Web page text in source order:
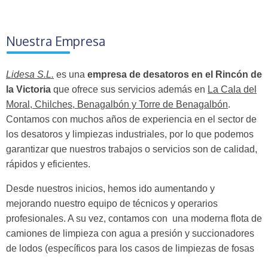
Nuestra Empresa
Lidesa S.L. es una empresa de desatoros en el Rincón de
la Victoria que ofrece sus servicios además en La Cala del
Moral, Chilches, Benagalbón y Torre de Benagalbón.
Contamos con muchos años de experiencia en el sector de
los desatoros y limpiezas industriales, por lo que podemos
garantizar que nuestros trabajos o servicios son de calidad,
rápidos y eficientes.
Desde nuestros inicios, hemos ido aumentando y
mejorando nuestro equipo de técnicos y operarios
profesionales. A su vez, contamos con una moderna flota de
camiones de limpieza con agua a presión y succionadores
de lodos (específicos para los casos de limpiezas de fosas